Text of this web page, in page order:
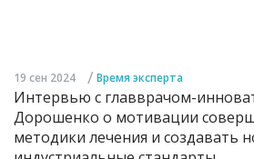
19 сен 2024 / Время эксперта
Интервью с главврачом-
Дорошенко о мотивации
методики лечения и создавать